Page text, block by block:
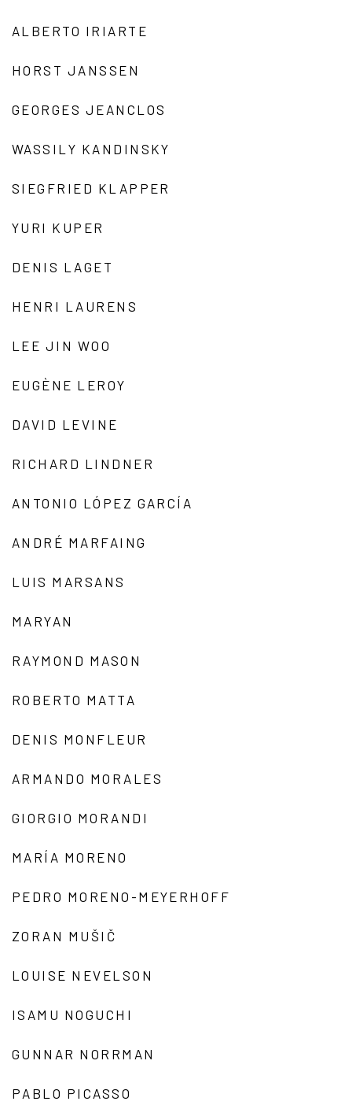
ALBERTO IRIARTE
HORST JANSSEN
GEORGES JEANCLOS
WASSILY KANDINSKY
SIEGFRIED KLAPPER
YURI KUPER
DENIS LAGET
HENRI LAURENS
LEE JIN WOO
EUGÈNE LEROY
DAVID LEVINE
RICHARD LINDNER
ANTONIO LÓPEZ GARCÍA
ANDRÉ MARFAING
LUIS MARSANS
MARYAN
RAYMOND MASON
ROBERTO MATTA
DENIS MONFLEUR
ARMANDO MORALES
GIORGIO MORANDI
MARÍA MORENO
PEDRO MORENO-MEYERHOFF
ZORAN MUŠIČ
LOUISE NEVELSON
ISAMU NOGUCHI
GUNNAR NORRMAN
PABLO PICASSO